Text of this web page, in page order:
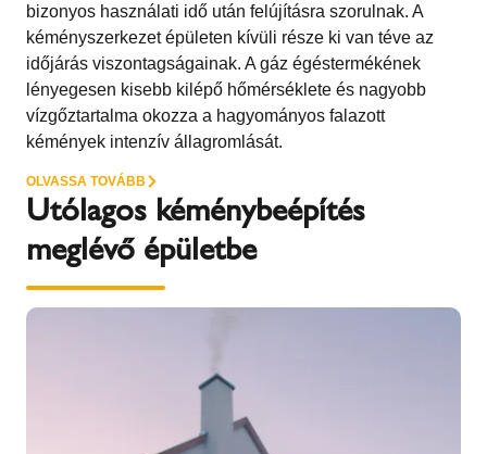
bizonyos használati idő után felújításra szorulnak. A
kéményszerkezet épületen kívüli része ki van téve az
időjárás viszontagságainak. A gáz égéstermékének
lényegesen kisebb kilépő hőmérséklete és nagyobb
vízgőztartalma okozza a hagyományos falazott
kémények intenzív állagromlását.
OLVASSA TOVÁBB
Utólagos kéménybeépítés
meglévő épületbe